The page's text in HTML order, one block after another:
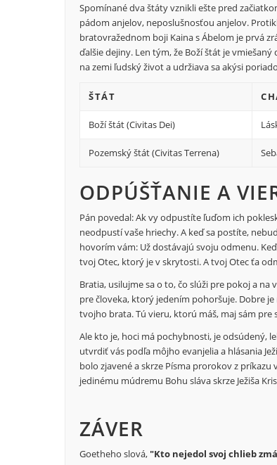
Spomínané dva štáty vznikli ešte pred
pádom anjelov, neposlušnosťou anjelov.
bratovražednom boji Kaina s Ábelom je prvá
ďalšie dejiny. Len tým, že Boží štát je
na zemi ľudský život a udržiava sa akýsi
ŠTÁT
Boží štát (Civitas Dei)
Pozemský štát (Civitas Terrena)
ODPÚŠŤANIE A
Pán povedal: Ak vy odpustíte ľuďom ich
neodpustí vaše hriechy. A keď sa postíte,
hovorím vám: Už dostávajú svoju odmenu.
tvoj Otec, ktorý je v skrytosti. A tvoj Otec ťa
Bratia, usilujme sa o to, čo slúži pre pokoj a na
pre človeka, ktorý jedením pohoršuje. Dobre
tvojho brata. Tú vieru, ktorú máš, maj sám pre
Ale kto je, hoci má pochybnosti, je odsúdený,
utvrdiť vás podľa môjho evanjelia a hlásania
bolo zjavené a skrze Písma prorokov z
jedinému múdremu Bohu sláva skrze Ježiša
ZÁVER
Goetheho slová,"Kto nejedol svoj chlieb